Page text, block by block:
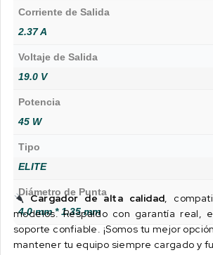
Corriente de Salida
2.37 A
Voltaje de Salida
19.0 V
Potencia
45 W
Tipo
ELITE
Diámetro de Punta
4.0 mm * 1.35 mm
Cargador de alta calidad,
modelos. Respaldo con garantía real,
soporte confiable. ¡Somos tu mejor
mantener tu equipo siempre cargado y